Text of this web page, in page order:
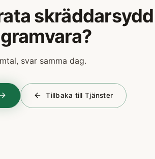
skräddarsydd
svar samma dag.
Tillbaka till Tjänster